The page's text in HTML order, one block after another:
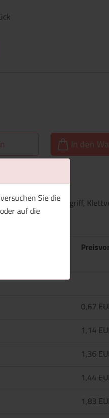
Sie die
auf die
In den
Holzschaft und -griff,
0,67
1,14
1,36
1,44
1,83